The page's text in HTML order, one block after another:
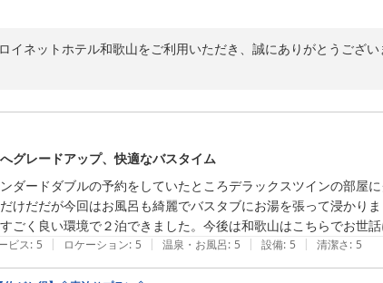
イネットホテル和歌山をご利用いただき、誠にありがとうござい
良い角部屋で快適にお過ごしいただけたとのこと、大変嬉しく
皆様に安心して快適にお過ごしいただけるホテルを目指し、サ
ホテル和歌山
ホテル和歌山
グレードアップ、快適なバスタイム
ダードダブルの予約をしていたところデラックスツインの部屋
けだだが今回はお風呂も綺麗でバスタブにお湯を張って浸かりま
ごく良い環境で２泊できました。今後は和歌山はこちらでお世話
ビス: 5 | ロケーション: 5 | 温泉・お風呂: 5 | 設備: 5 | 清潔さ: 5